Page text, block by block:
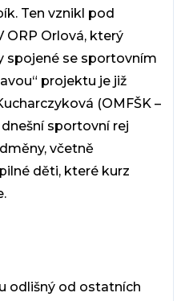
Ten vznikl pod
ORP Orlová, který
spojené se sportovním
projektu je již
(OMFŠK –
dnešní sportovní rej
včetně
děti, které kurz
odlišný od ostatních